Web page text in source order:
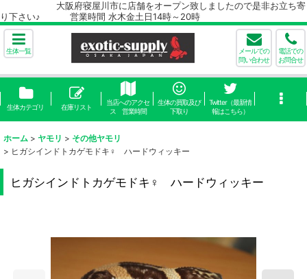
大阪府寝屋川市に店舗をオープン致しましたので是非お立ち寄
り下さい♪ 営業時間 水木金土日14時～20時
生体一覧
メールでの
問い合わせ
電話での
お問合せ
生体カテゴリ 在庫リスト
当店へのアクセ
ス 営業時間
生体の買取及び
下取り
Twitter（最新情
報はこちら）
ホーム > ヤモリ > その他ヤモリ
> ヒガシインドトカゲモドキ♀ ハードウィッキー
ヒガシインドトカゲモドキ♀ ハードウィッキー